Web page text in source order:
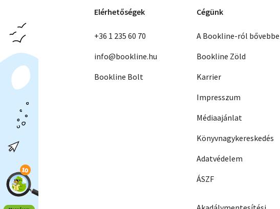
Elérhetőségek
+36 1 235 60 70
info@bookline.hu
Bookline Bolt
Cégünk
A Bookline-ról
Bookline Zöld
Karrier
Impresszum
Médiaajánlat
Könyvnagykereskedés
Adatvédelem
ÁSZF